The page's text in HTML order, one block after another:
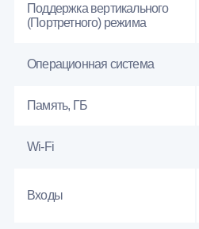
Поддержка вертикального
(Портретного) режима
Операционная система
Память, ГБ
Wi-Fi
Входы